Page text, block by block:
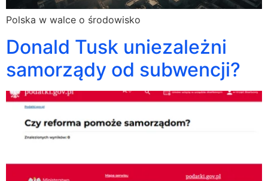
Polska w walce o środowisko
Donald Tusk uniezależni
samorządy od subwencji?